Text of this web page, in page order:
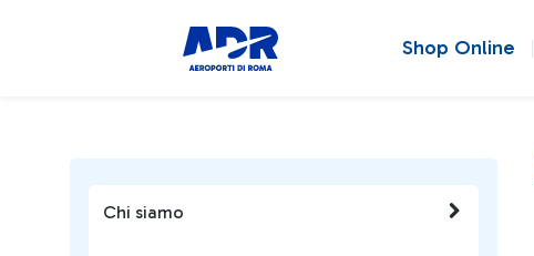
Shop Online
Chi siamo